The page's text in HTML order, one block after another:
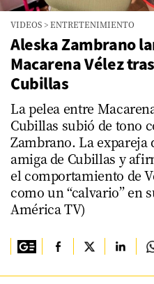
VIDEOS >ENTRETENIMIENTO
Aleska Zambrano
Macarena Vélez
Cubillas
La pelea entre
Cubillas subió de tono
Zambrano. La expareja
amiga de Cubillas y
el comportamiento de
como un “calvario” en
América TV)